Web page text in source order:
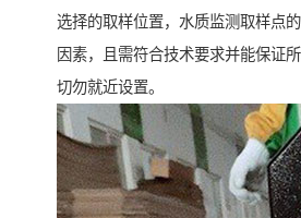
选择的取样位置，水质监测取样点
因素，且需符合技术要求并能保证
切勿就近设置。